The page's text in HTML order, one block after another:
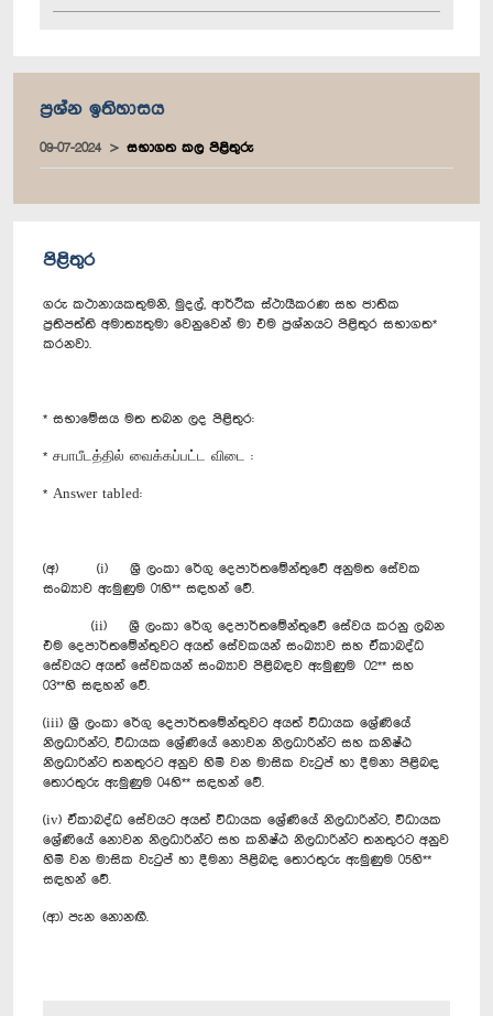
ප්‍රශ්න ඉතිහාසය
09-07-2024 සභාගත කල පිළිතුරු
පිළිතුර
ගරු කථානායකතුමනි, මුදල්, ආර්ථික ස්ථායීකරණ සහ ජාතික
ප්‍රතිපත්ති අමාත්‍යතුමා වෙනුවෙන් මා එම ප්‍රශ්නයට පිළිතුර සභාගත*
කරනවා.
* සභාමේසය මත තබන ලද පිළිතුර:
* சபாபீடத்தில் வைக்கப்பட்ட விடை :
* Answer tabled:
(අ) (i) ශ්‍රී ලංකා රේගු දෙපාර්තමේන්තුවේ අනුමත සේවක
සංඛ්‍යාව ඇමුණුම 01හි** සඳහන් වේ.
(ii) ශ්‍රී ලංකා රේගු දෙපාර්තමේන්තුවේ සේවය කරනු ලබන
එම දෙපාර්තමේන්තුවට අයත් සේවකයන් සංඛ්‍යාව සහ ඒකාබද්ධ
සේවයට අයත් සේවකයන් සංඛ්‍යාව පිළිබඳව ඇමුණුම 02** සහ
03**හි සඳහන් වේ.
(iii) ශ්‍රී ලංකා රේගු දෙපාර්තමේන්තුවට අයත් විධායක ශ්‍රේණියේ
නිලධාරින්ට, විධායක ශ්‍රේණියේ නොවන නිලධාරින්ට සහ කනිෂ්ඨ
නිලධාරින්ට තනතුරට අනුව හිමි වන මාසික වැටුප් හා දීමනා පිළිබඳ
තොරතුරු ඇමුණුම 04හි** සඳහන් වේ.
(iv) ඒකාබද්ධ සේවයට අයත් විධායක ශ්‍රේණියේ නිලධාරින්ට, විධායක
ශ්‍රේණියේ නොවන නිලධාරින්ට සහ කනිෂ්ඨ නිලධාරින්ට තනතුරට අනුව
හිමි වන මාසික වැටුප් හා දීමනා පිළිබඳ තොරතුරු ඇමුණුම 05හි**
සඳහන් වේ.
(ආ) පැන නොනඟී.